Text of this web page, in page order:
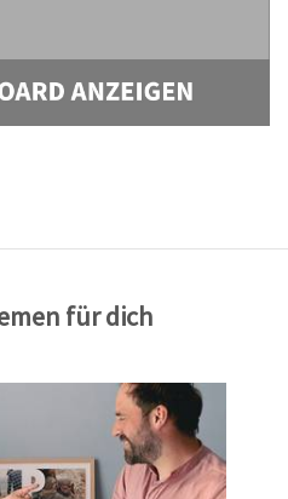
für dich